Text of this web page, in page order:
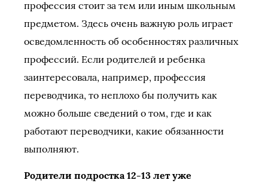
профессия стоит за тем или иным школьным
предметом. Здесь очень важную роль играет
осведомленность об особенностях различных
профессий. Если родителей и ребенка
заинтересовала, например, профессия
переводчика, то неплохо бы получить как
можно больше сведений о том, где и как
работают переводчики, какие обязанности
выполняют.
Родители подростка 12-13 лет уже